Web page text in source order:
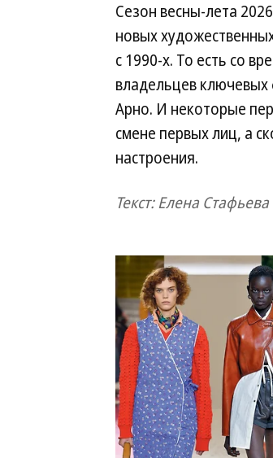
Сезон весны-лета
новых
с 1990-х. То есть со
владельцев
Арно. И некоторые
смене первых лиц, а
настроения.
Текст: Елена Стафьева